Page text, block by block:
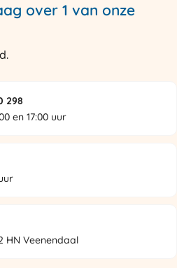
over 1 van onze
298
en 17:00 uur
HN Veenendaal